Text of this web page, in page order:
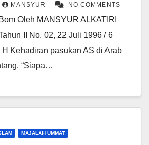
MANSYUR NO COMMENTS
Oleh MANSYUR ALKATIRI
II No. 02, 22 Juli 1996 / 6
Kehadiran pasukan AS di Arab
“Siapa…
MAJALAH UMMAT